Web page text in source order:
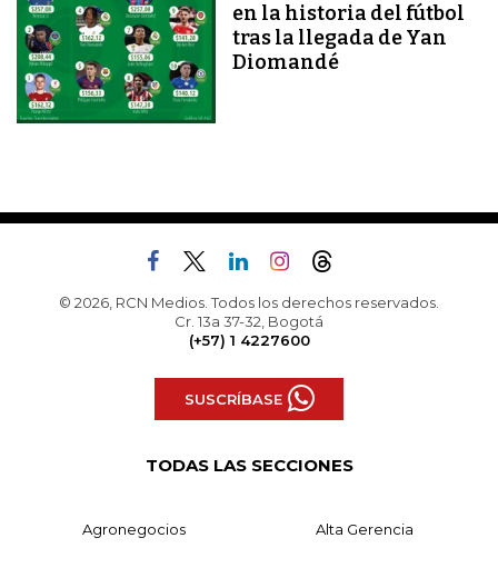
en la historia del fútbol
tras la llegada de Yan
Diomandé
© 2026, RCN Medios. Todos los derechos reservados.
Cr. 13a 37-32, Bogotá
(+57) 1 4227600
SUSCRÍBASE
TODAS LAS SECCIONES
Agronegocios Alta Gerencia